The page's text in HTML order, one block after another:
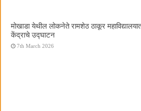
मोखाडा येथील लोकनेते रामशेठ ठाकूर
केंद्राचे उद्घाटन
7th March 2026